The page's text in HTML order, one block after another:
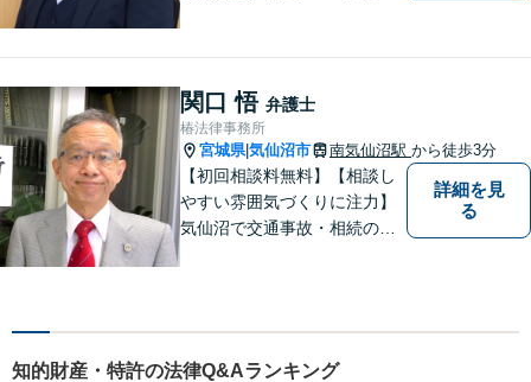
関口 悟 弁護士
椿法律事務所
宮城県|気仙沼市 南気仙沼駅 から徒歩3分
【初回相談料無料】【相談し
やすい雰囲気づくりに注力】
気仙沼で交通事故・相続のこ
婚・刑事事件のご相談にも対
応します。【南気仙沼駅3分】
詳細を見
る
知的財産・特許の法律Q&Aランキング